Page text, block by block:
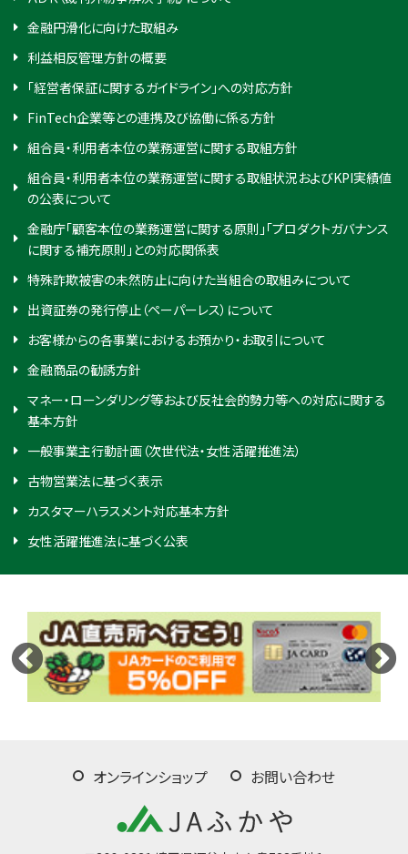
金融円滑化に向けた取組み
利益相反管理方針の概要
「経営者保証に関するガイドライン」への対応方針
FinTech企業等との連携及び協働に係る方針
組合員・利用者本位の業務運営に関する取組方針
組合員・利用者本位の業務運営に関する取組状況およびKPI実績値
の公表について
金融庁「顧客本位の業務運営に関する原則」「プロダクトガバナンス
に関する補充原則」との対応関係表
特殊詐欺被害の未然防止に向けた当組合の取組みについて
出資証券の発行停止（ペーパーレス）について
お客様からの各事業におけるお預かり・お取引について
金融商品の勧誘方針
マネー・ローンダリング等および反社会的勢力等への対応に関する
基本方針
一般事業主行動計画（次世代法・女性活躍推進法）
古物営業法に基づく表示
カスタマーハラスメント対応基本方針
女性活躍推進法に基づく公表
オンラインショップ お問い合わせ